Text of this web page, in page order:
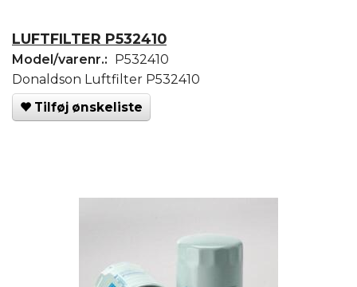
LUFTFILTER P532410
Model/varenr.: P532410
Donaldson Luftfilter P532410
Tilføj ønskeliste